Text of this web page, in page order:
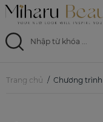
Trang chủ Chương
CHƯƠNG TRÌNH
Hành, Da Đẹp Rạng
01/08/2026